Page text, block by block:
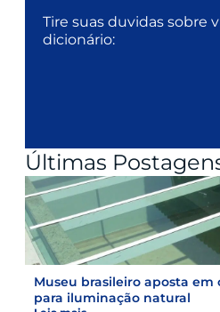
Tire suas duvidas sobre
dicionário:
Últimas
Museu brasileiro aposta
para iluminação natural